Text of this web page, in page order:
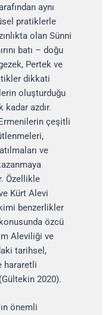
aynı
pratiklerle
olan Sünni
batı – doğu
Pertek ve
dikkati
oluşturduğu
azdır.
çeşitli
ve
Özellikle
Kürt Alevi
benzerlikler
özcü
Aleviliği ve
tarihsel,
hararetli
2020).
önemli